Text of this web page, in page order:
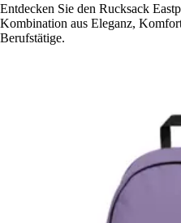
Entdecken Sie den Rucksack
Kombination aus Eleganz,
Berufstätige.